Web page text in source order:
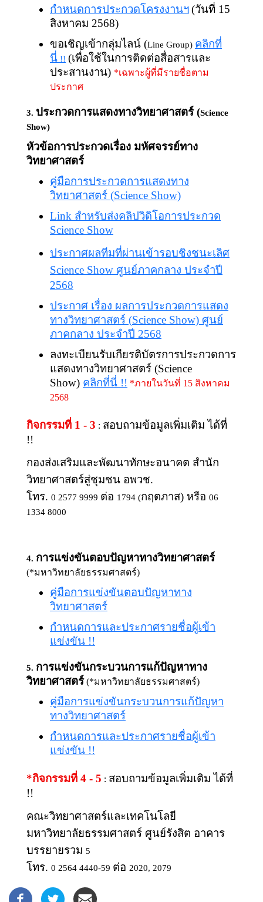
กำหนดการประกวดโครงงานฯ(วันที่ 15
สิงหาคม 2568)
ขอเชิญเข้ากลุ่มไลน์ (Line Group) คลิกที่
นี่ !! (เพื่อใช้ในการติดต่อสื่อสารและ
ประสานงาน) *เฉพาะผู้ที่มีรายชื่อตาม
ประกาศ
3. ประกวดการแสดงทางวิทยาศาสตร์ (Science
Show)
หัวข้อการประกวดเรื่อง มหัศจรรย์ทาง
วิทยาศาสตร์
คู่มือการประกวดการแสดงทาง
วิทยาศาสตร์ (Science Show)
Link สำหรับส่งคลิปวิดิโอการประกวด
Science Show
ประกาศผลทีมที่ผ่านเข้ารอบชิงชนะเลิศ
Science Show ศูนย์ภาคกลาง ประจำปี
2568
ประกาศ เรื่อง ผลการประกวดการแสดง
ทางวิทยาศาสตร์ (Science Show) ศูนย์
ภาคกลาง ประจำปี 2568
ลงทะเบียนรับเกียรติบัตรการประกวดการ
แสดงทางวิทยาศาสตร์ (Science
Show) คลิกที่นี่ !! *ภายในวันที่ 15 สิงหาคม
2568
กิจกรรมที่ 1 - 3 : สอบถามข้อมูลเพิ่มเติม ได้ที่
!!
กองส่งเสริมและพัฒนาทักษะอนาคต สำนัก
วิทยาศาสตร์สู่ชุมชน อพวช.
โทร. 0 2577 9999 ต่อ 1794 (กฤตภาส) หรือ 06
1334 8000
4. การแข่งขันตอบปัญหาทางวิทยาศาสตร์
(*มหาวิทยาลัยธรรมศาสตร์)
คู่มือการแข่งขันตอบปัญหาทาง
วิทยาศาสตร์
กำหนดการและประกาศรายชื่อผู้เข้า
แข่งขัน !!
5. การแข่งขันกระบวนการแก้ปัญหาทาง
วิทยาศาสตร์ (*มหาวิทยาลัยธรรมศาสตร์)
คู่มือการแข่งขันกระบวนการแก้ปัญหา
ทางวิทยาศาสตร์
กำหนดการและประกาศรายชื่อผู้เข้า
แข่งขัน !!
*กิจกรรมที่ 4 - 5 : สอบถามข้อมูลเพิ่มเติม ได้ที่
!!
คณะวิทยาศาสตร์และเทคโนโลยี
มหาวิทยาลัยธรรมศาสตร์ ศูนย์รังสิต อาคาร
บรรยายรวม 5
โทร. 0 2564 4440-59 ต่อ 2020, 2079